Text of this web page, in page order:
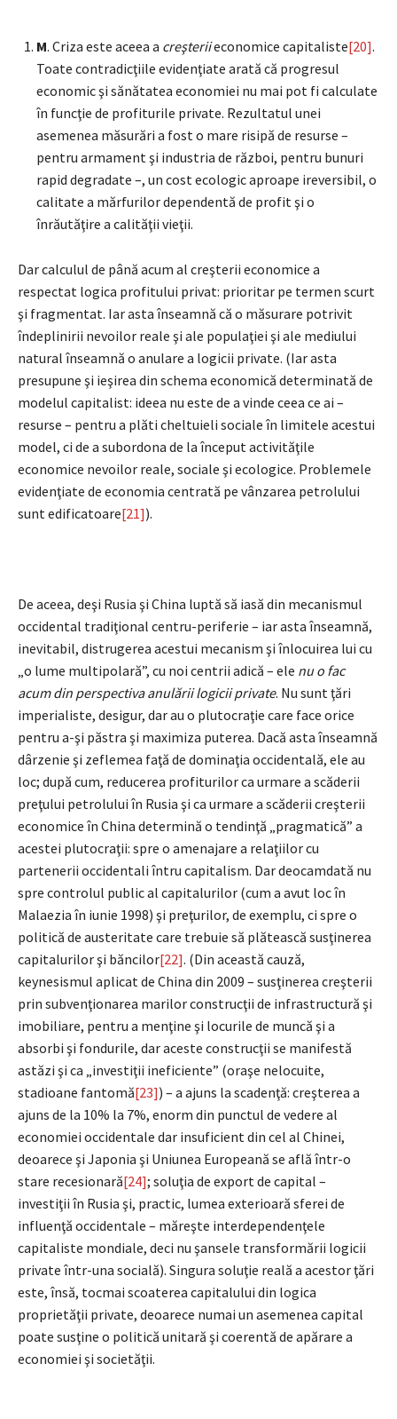
M. Criza este aceea a creşteriieconomice capitaliste[20].
Toate contradicţiile evidenţiate arată că progresul
economic şi sănătatea economiei nu mai pot fi calculate
în funcţie de profiturile private. Rezultatul unei
asemenea măsurări a fost o mare risipă de resurse –
pentru armament şi industria de război, pentru bunuri
rapid degradate –, un cost ecologic aproape ireversibil, o
calitate a mărfurilor dependentă de profit şi o
înrăutăţire a calităţii vieţii.
Dar calculul de până acum al creşterii economice a
respectat logica profitului privat: prioritar pe termen scurt
şi fragmentat. Iar asta înseamnă că o măsurare potrivit
îndeplinirii nevoilor reale şi ale populaţiei şi ale mediului
natural înseamnă o anulare a logicii private. (Iar asta
presupune şi ieşirea din schema economică determinată de
modelul capitalist: ideea nu este de a vinde ceea ce ai –
resurse – pentru a plăti cheltuieli sociale în limitele acestui
model, ci de a subordona de la început activităţile
economice nevoilor reale, sociale şi ecologice. Problemele
evidenţiate de economia centrată pe vânzarea petrolului
sunt edificatoare[21]).
De aceea, deşi Rusia şi China luptă să iasă din mecanismul
occidental tradiţional centru-periferie – iar asta înseamnă,
inevitabil, distrugerea acestui mecanism şi înlocuirea lui cu
„o lume multipolară”, cu noi centrii adică – ele nu o fac
acum din perspectiva anulării logicii private. Nu sunt ţări
imperialiste, desigur, dar au o plutocraţie care face orice
pentru a-şi păstra şi maximiza puterea. Dacă asta înseamnă
dârzenie şi zeflemea faţă de dominaţia occidentală, ele au
loc; după cum, reducerea profiturilor ca urmare a scăderii
preţului petrolului în Rusia şi ca urmare a scăderii creşterii
economice în China determină o tendinţă „pragmatică” a
acestei plutocraţii: spre o amenajare a relaţiilor cu
partenerii occidentali întru capitalism. Dar deocamdată nu
spre controlul public al capitalurilor (cum a avut loc în
Malaezia în iunie 1998) şi preţurilor, de exemplu, ci spre o
politică de austeritate care trebuie să plătească susţinerea
capitalurilor şi băncilor[22]. (Din această cauză,
keynesismul aplicat de China din 2009 – susţinerea creşterii
prin subvenţionarea marilor construcţii de infrastructură şi
imobiliare, pentru a menţine şi locurile de muncă şi a
absorbi şi fondurile, dar aceste construcţii se manifestă
astăzi şi ca „investiţii ineficiente” (oraşe nelocuite,
stadioane fantomă[23]) – a ajuns la scadenţă: creşterea a
ajuns de la 10% la 7%, enorm din punctul de vedere al
economiei occidentale dar insuficient din cel al Chinei,
deoarece şi Japonia şi Uniunea Europeană se află într-o
stare recesionară[24]; soluţia de export de capital –
investiţii în Rusia şi, practic, lumea exterioară sferei de
influenţă occidentale – măreşte interdependenţele
capitaliste mondiale, deci nu şansele transformării logicii
private într-una socială). Singura soluţie reală a acestor ţări
este, însă, tocmai scoaterea capitalului din logica
proprietăţii private, deoarece numai un asemenea capital
poate susţine o politică unitară şi coerentă de apărare a
economiei şi societăţii.